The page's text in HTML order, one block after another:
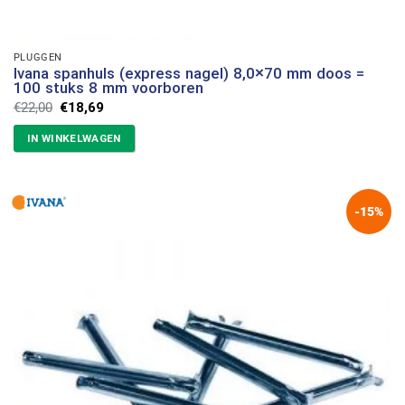
PLUGGEN
Ivana spanhuls (express nagel) 8,0×70 mm doos =
100 stuks 8 mm voorboren
€22,00 Oorspronkelijke
prijs
was:
€22,00.
€18,69Huidige
is:
€18,69.
IN WINKELWAGEN
-15%